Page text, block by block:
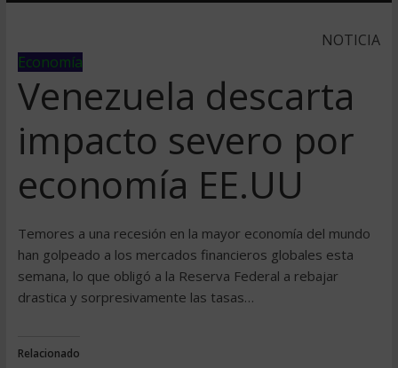
NOTICIA
Economía
Venezuela descarta
impacto severo por
economí­a EE.UU
Temores a una recesión en la mayor economí­a del mundo
han golpeado a los mercados financieros globales esta
semana, lo que obligó a la Reserva Federal a rebajar
drastica y sorpresivamente las tasas…
Relacionado